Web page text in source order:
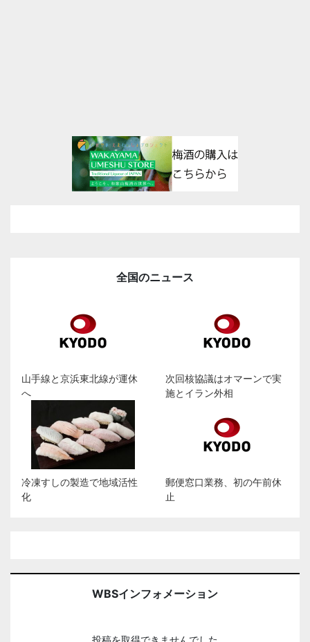
全国のニュース
山手線と京浜東北線が運休
へ
次回核協議はオマーンで実
施とイラン外相
冷凍すしの製造で地域活性
化
郵便窓口業務、初の午前休
止
WBSインフォメーション
投稿を取得できませんでした